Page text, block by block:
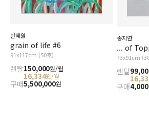
한혜원
grain of life #6
91x117cm (50호)
렌탈150,000원/월
16,334원/월
구매5,500,000원
송지연
... of
73x91cm
렌탈
구매